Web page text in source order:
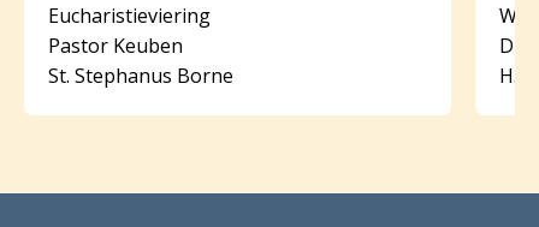
Eucharistieviering
Pastor Keuben
St. Stephanus Borne
H.